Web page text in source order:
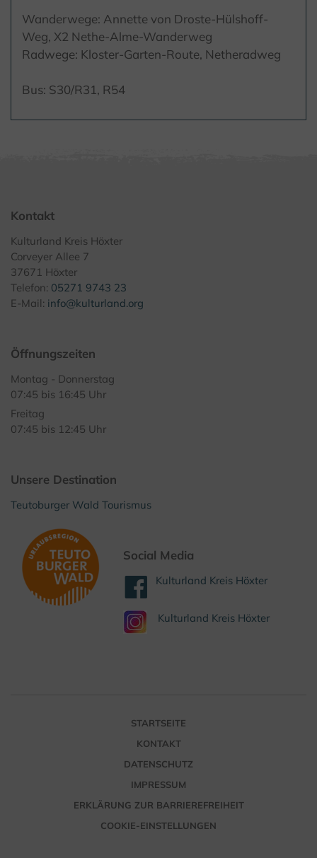
Wanderwege: Annette von Droste-Hülshoff-
Weg, X2 Nethe-Alme-Wanderweg
Radwege: Kloster-Garten-Route, Netheradweg
Bus: S30/R31, R54
Kontakt
Kulturland Kreis Höxter
Corveyer Allee 7
37671 Höxter
Telefon: 05271 9743 23
E-Mail: info@kulturland.org
Öffnungszeiten
Montag - Donnerstag
07:45 bis 16:45 Uhr
Freitag
07:45 bis 12:45 Uhr
Unsere Destination
Teutoburger Wald Tourismus
Social Media
Kulturland Kreis Höxter
Kulturland Kreis Höxter
STARTSEITE
KONTAKT
DATENSCHUTZ
IMPRESSUM
ERKLÄRUNG ZUR BARRIEREFREIHEIT
COOKIE-EINSTELLUNGEN